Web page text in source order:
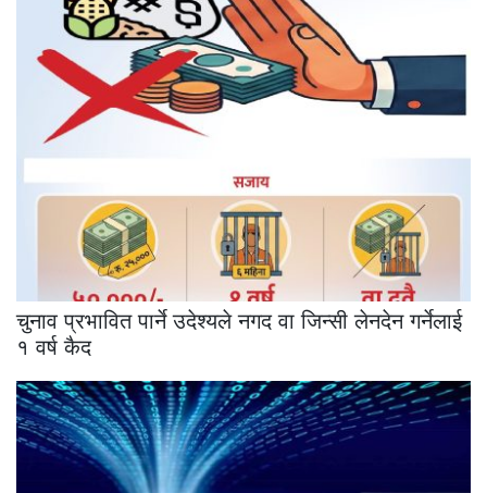
चुनाव प्रभावित पार्ने उदेश्यले नगद वा जिन्सी लेनदेन गर्नेलाई
१ वर्ष कैद